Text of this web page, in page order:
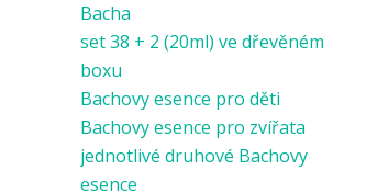
Bacha
set 38 + 2 (20ml) ve dřevěném
boxu
Bachovy esence pro děti
Bachovy esence pro zvířata
jednotlivé druhové Bachovy
esence